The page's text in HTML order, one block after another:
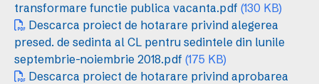
transformare functie publica vacanta.pdf (130 KB)
Descarca proiect de hotarare privind alegerea
presed. de sedinta al CL pentru sedintele din lunile
septembrie-noiembrie 2018.pdf (175 KB)
Descarca proiect de hotarare privind aprobarea